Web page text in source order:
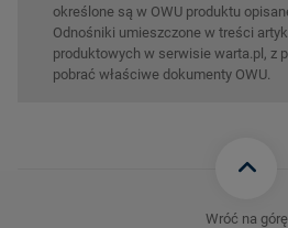
określone są w OWU produktu
Odnośniki umieszczone w treści
produktowych w serwisie warta.pl, z
pobrać właściwe dokumenty OWU.
Wróć na górę